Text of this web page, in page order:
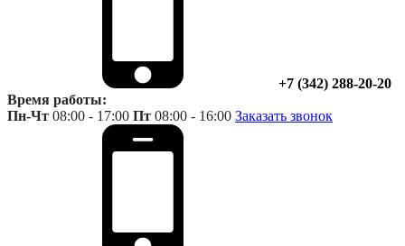
+7 (342) 288-20-20
Время работы:
Пн-Чт 08:00 - 17:00 Пт 08:00 - 16:00 Заказать звонок